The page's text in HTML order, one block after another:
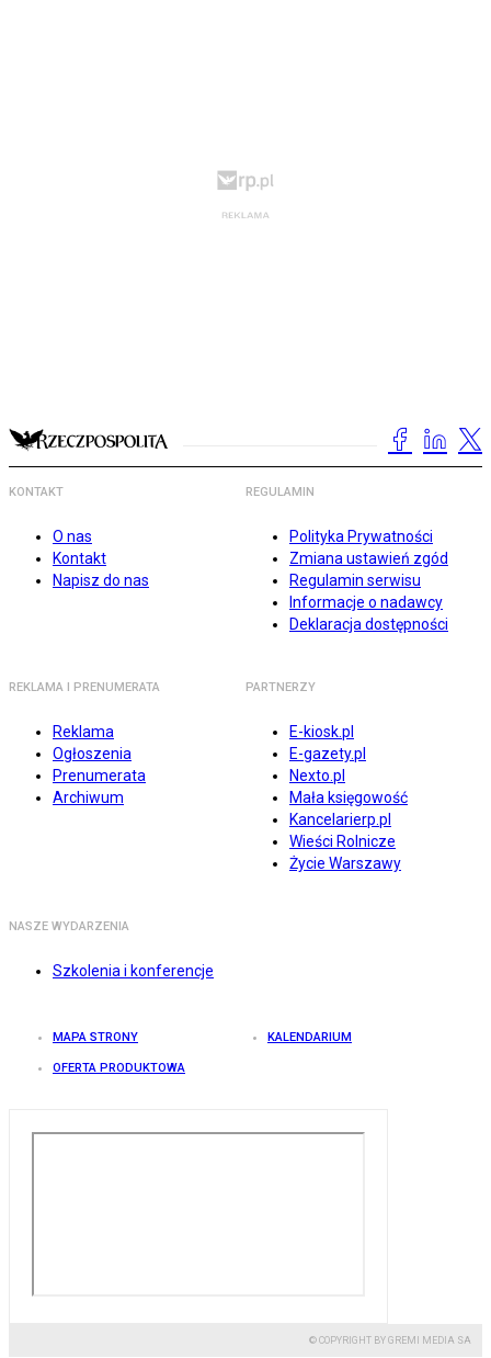
KONTAKT
O nas
Kontakt
Napisz do nas
REGULAMIN
Polityka Prywatności
Zmiana ustawień zgód
Regulamin serwisu
Informacje o nadawcy
Deklaracja dostępności
REKLAMA I PRENUMERATA
Reklama
Ogłoszenia
Prenumerata
Archiwum
PARTNERZY
E-kiosk.pl
E-gazety.pl
Nexto.pl
Mała księgowość
Kancelarierp.pl
Wieści Rolnicze
Życie Warszawy
NASZE WYDARZENIA
Szkolenia i konferencje
MAPA STRONY KALENDARIUM
OFERTA PRODUKTOWA
© COPYRIGHT BY GREMI MEDIA SA